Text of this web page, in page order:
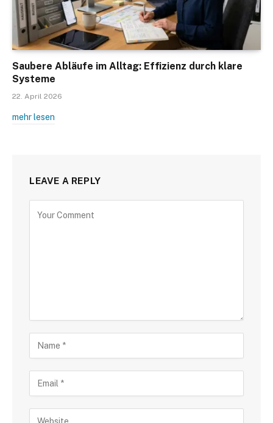
Saubere Abläufe im Alltag: Effizienz durch klare
Systeme
22. April 2026
mehr lesen
LEAVE A REPLY